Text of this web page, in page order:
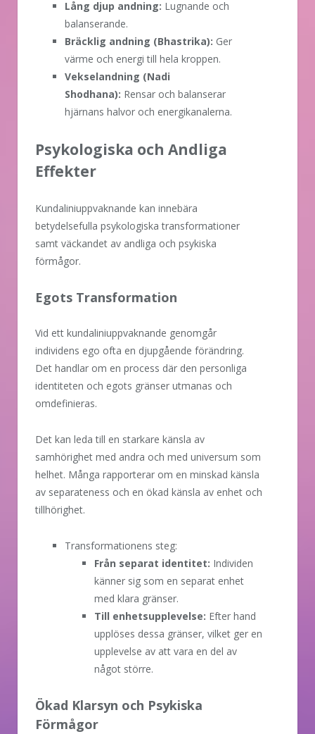
Lång djup andning: Lugnande och
balanserande.
Bräcklig andning (Bhastrika): Ger
värme och energi till hela kroppen.
Vekselandning (Nadi
Shodhana): Rensar och balanserar
hjärnans halvor och energikanalerna.
Psykologiska och Andliga
Effekter
Kundaliniuppvaknande kan innebära
betydelsefulla psykologiska transformationer
samt väckandet av andliga och psykiska
förmågor.
Egots Transformation
Vid ett kundaliniuppvaknande genomgår
individens ego ofta en djupgående förändring.
Det handlar om en process där den personliga
identiteten och egots gränser utmanas och
omdefinieras.
Det kan leda till en starkare känsla av
samhörighet med andra och med universum som
helhet. Många rapporterar om en minskad känsla
av separateness och en ökad känsla av enhet och
tillhörighet.
Transformationens steg:
Från separat identitet: Individen
känner sig som en separat enhet
med klara gränser.
Till enhetsupplevelse: Efter hand
upplöses dessa gränser, vilket ger en
upplevelse av att vara en del av
något större.
Ökad Klarsyn och Psykiska
Förmågor